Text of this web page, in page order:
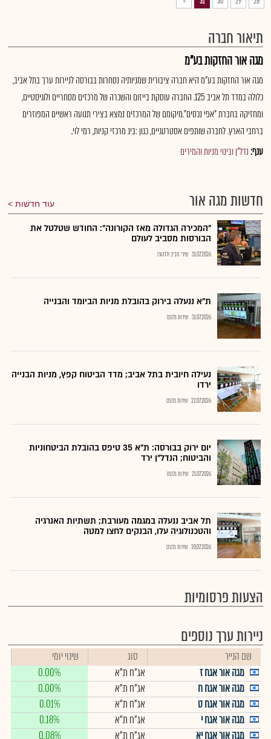
תיאור חברה
מגה אור החזקות בע"מ
מגה אור החזקות בע"מ היא חברה ציבורית שמניותיה נסחרות בבורסה לניירות ערך בתל אביב,
כלולה במדד תל אביב 125. החברה עוסקת בייזום והשכרה של מרכזים מסחריים ולוגיסטיים,
ומחזיקה בחברת "אפי נכסים".מיקומם של המרכזים נמצא בצירי תנועה ראשיים המפוזרים
ברחבי הארץ. לחברה שותפים אסטרטגיים, כגון :ביג מרכזי קניות, רמי לוי..
ענף:נדל"ן ובינוי מניות והמירים
חדשות מגה אור עוד חדשות
"המכירה הגדולה מאז הקורונה": החודש שטלטל את
הבורסות מסביב לעולם
31.07.2026 שירי חביב ולדהורן
ת"א ננעלה בירוק בהובלת מניות הביומד והבנייה
31.07.2026 שירות גלובס
נעילה חיובית בתל אביב; מדד הביטוח קפץ, מניות הבנייה
ירדו
22.07.2026 שירות גלובס
יום ירוק בבורסה: ת"א 35 טיפס בהובלת הביטחוניות
והביטוח; הנדל"ן ירד
21.07.2026 שירות גלובס
תל אביב ננעלה במגמה מעורבת; תשתיות האנרגיה
והטכנולוגיה עלו, הבנקים לחצו למטה
20.07.2026 שירות גלובס
הצעות פרסומיות
ניירות ערך נוספים
שם הנייר סוג
שינוי יומי
מגה אור אגח ז
אג"ח ת"א
0.00%
מגה אור אגח ח
אג"ח ת"א
0.00%
מגה אור אגח ט
אג"ח ת"א
0.01%
מגה אור אגח י
אג"ח ת"א
0.18%
מגה אור אגח יא
אג"ח ת"א 0.08%